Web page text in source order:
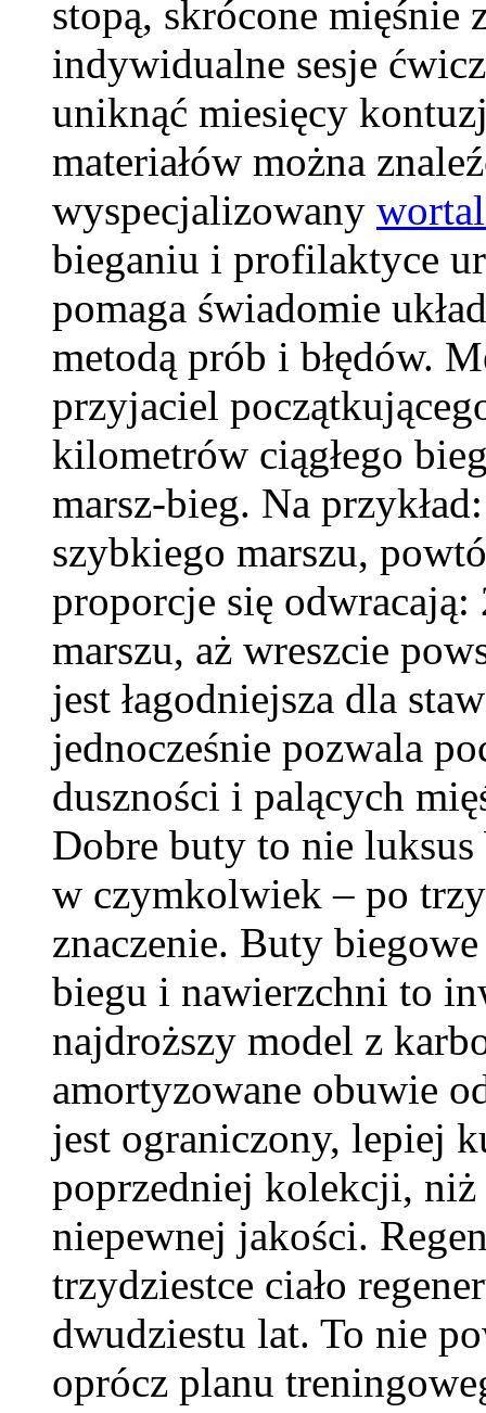
stopą, skrócone mięśnie
indywidualne sesje
uniknąć miesięcy
materiałów można
wyspecjalizowany
bieganiu i profilaktyce
pomaga świadomie
metodą prób i błędów.
przyjaciel
kilometrów ciągłego
marsz-bieg. Na
szybkiego marszu,
proporcje się
marszu, aż wreszcie
jest łagodniejsza dla
jednocześnie pozwala
duszności i palących
Dobre buty to nie luksus
w czymkolwiek – po
znaczenie. Buty
biegu i nawierzchni to
najdroższy model z
amortyzowane obuwie
jest ograniczony, lepiej
poprzedniej kolekcji, niż
niepewnej jakości.
trzydziestce ciało
dwudziestu lat. To nie
oprócz planu